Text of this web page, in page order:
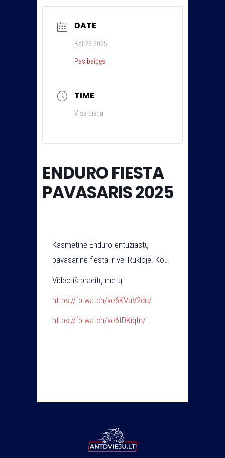
DATE
Bal 26 2025
Pasibaigęs
TIME
Visa diena
ENDURO FIESTA
PAVASARIS 2025
Kasmetinė Enduro entuziastų
pavasarinė fiesta ir vėl Rukloje. Ko
galima tikėtis? Smagių maršrutų
– Lietuvos Enduro čempionato I-as
etapas.
Video iš praeitų metų:
https://fb.watch/xe6KVuV2du/
https://fb.watch/xe6tDKiqfn/